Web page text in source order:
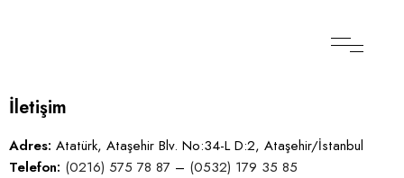
İletişim
Adres: Atatürk, Ataşehir Blv. No:34-L D:2, Ataşehir/İstanbul
Telefon: (0216) 575 78 87 – (0532) 179 35 85